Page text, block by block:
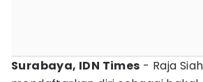
Surabaya, IDN Times - Raja